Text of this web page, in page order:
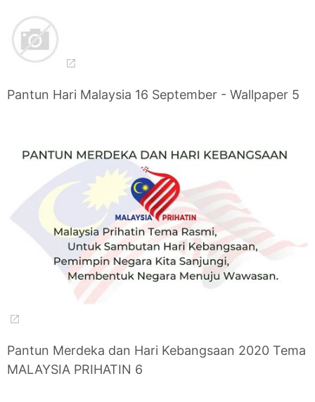
Pantun Hari Malaysia 16 September - Wallpaper 5
Pantun Merdeka dan Hari Kebangsaan 2020 Tema
MALAYSIA PRIHATIN 6